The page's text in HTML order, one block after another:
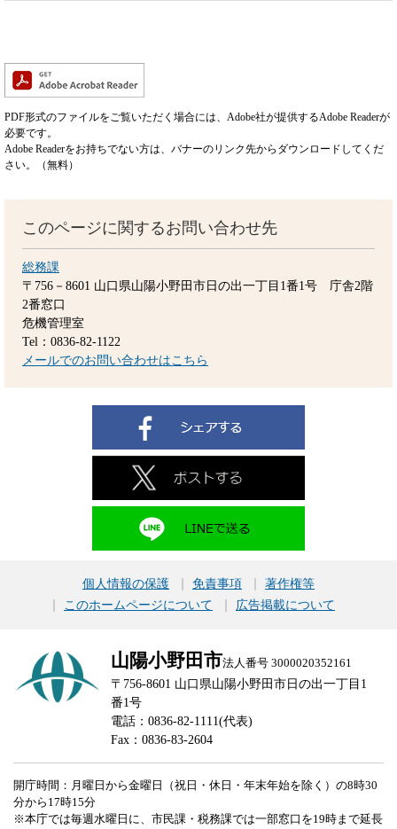
PDF形式のファイルをご覧いただく場合には、Adobe社が提供するAdobe Readerが
必要です。
Adobe Readerをお持ちでない方は、バナーのリンク先からダウンロードしてくだ
さい。（無料）
このページに関するお問い合わせ先
総務課
〒756－8601 山口県山陽小野田市日の出一丁目1番1号 庁舎2階
2番窓口
危機管理室
Tel：0836-82-1122
メールでのお問い合わせはこちら
個人情報の保護 免責事項
著作権等
このホームページについて
広告掲載について
山陽小野田市法人番号 3000020352161
〒756-8601 山口県山陽小野田市日の出一丁目1
番1号
電話：0836-82-1111(代表)
Fax：0836-83-2604
開庁時間：月曜日から金曜日（祝日・休日・年末年始を除く）の8時30
分から17時15分
※本庁では毎週水曜日に、市民課・税務課では一部窓口を19時まで延長